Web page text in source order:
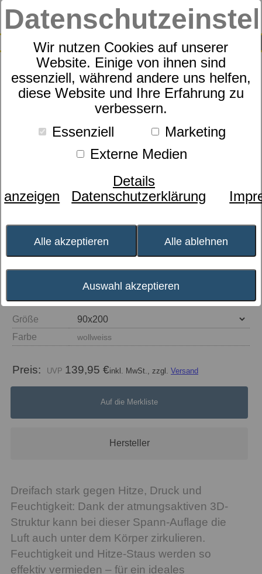
Wir nutzen Cookies auf unserer
Website. Einige von ihnen sind
essenziell, während andere uns helfen,
diese Website und Ihre Erfahrung zu
verbessern.
Essenziell
Marketing
Externe Medien
Details
anzeigen
Datenschutzerklärung
Alle akzeptieren Alle ablehnen
Auswahl akzeptieren
SUCHE
0
Matratzen-Spann-Auflage
dormabell Clima
Größe
Farbe
wollweiss
Preis: 139,95 €inkl. MwSt., zzgl. Versand
Auf die Merkliste
Hersteller
Dreifach stark gegen Hitze, Druck und
Feuchtigkeit: Dank der atmungsaktiven 3D-
Struktur kann bei dieser Spann-Auflage die
Luft auch unter dem Körper zirkulieren.
Feuchtigkeit und Hitze-Staus werden so
effektiv vermieden – für ein ideales